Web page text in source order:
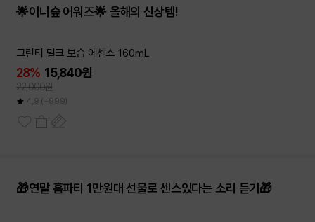
🌟이니슾 어워즈🌟 올해의 신상템!
그린티 밀크 보습 에센스 160mL
28% 15,840원
22,000원
4.9 (+999)
🎁연말 홈파티 1만원대 선물로 센스있다는 소리 듣기🎁